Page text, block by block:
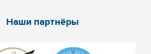
Наши партнёры